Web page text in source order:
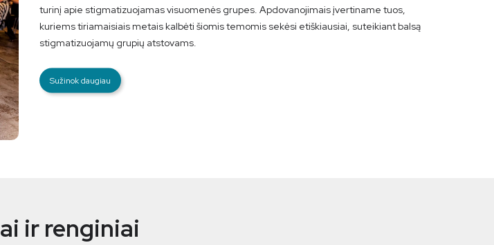
turinį apie stigmatizuojamas visuomenės grupes. Apdovanojimais įvertiname tuos,
kuriems tiriamaisiais metais kalbėti šiomis temomis sekėsi etiškiausiai, suteikiant balsą
stigmatizuojamų grupių atstovams.
Sužinok daugiau
ir renginiai